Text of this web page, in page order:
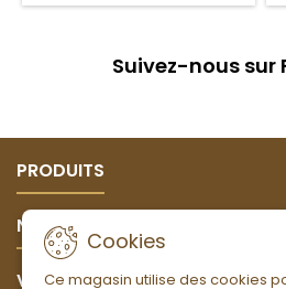
Suivez-nous sur
PRODUITS
NOTRE SOCIÉTÉ
VOTRE COMPTE
Cookies
Ce magasin utilise des cookies